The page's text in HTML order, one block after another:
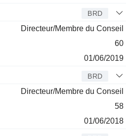
BRD
Directeur/Membre du Conseil
60
01/06/2019
BRD
Directeur/Membre du Conseil
58
01/06/2018